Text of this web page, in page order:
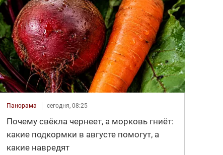
Панорама сегодня, 08:25
Почему свёкла чернеет, а морковь гниёт:
какие подкормки в августе помогут, а
какие навредят